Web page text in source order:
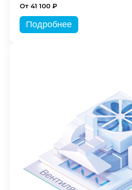
От 41 100 ₽
Подробнее